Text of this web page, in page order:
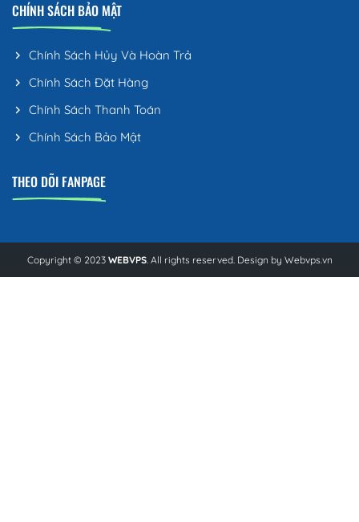
CHÍNH SÁCH BẢO MẬT
Chính Sách Hủy Và Hoàn Trả
Chính Sách Đặt Hàng
Chính Sách Thanh Toán
Chính Sách Bảo Mật
THEO DÕI FANPAGE
Copyright © 2023 WEBVPS. All rights reserved. Design by Webvps.vn